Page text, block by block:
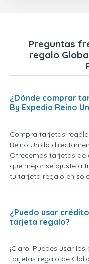
Preguntas
regalo
¿Dónde comprar
By Expedia Reino
Compra tarjetas
Reino Unido
Ofrecemos tarjetas de
que mejor se ajuste a
tu tarjeta regalo en
¿Puedo usar
tarjeta regalo?
¡Claro! Puedes usar
tarjetas regalo de